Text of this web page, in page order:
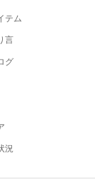
テム
言
グ
況